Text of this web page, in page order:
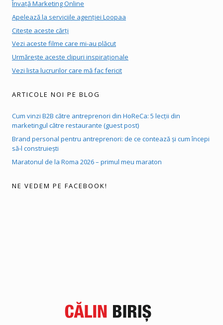
Învață Marketing Online
Apelează la serviciile agenției Loopaa
Citește aceste cărți
Vezi aceste filme care mi-au plăcut
Urmărește aceste clipuri inspiraționale
Vezi lista lucrurilor care mă fac fericit
ARTICOLE NOI PE BLOG
Cum vinzi B2B către antreprenori din HoReCa: 5 lecții din
marketingul către restaurante (guest post)
Brand personal pentru antreprenori: de ce contează și cum începi
să-l construiești
Maratonul de la Roma 2026 – primul meu maraton
NE VEDEM PE FACEBOOK!